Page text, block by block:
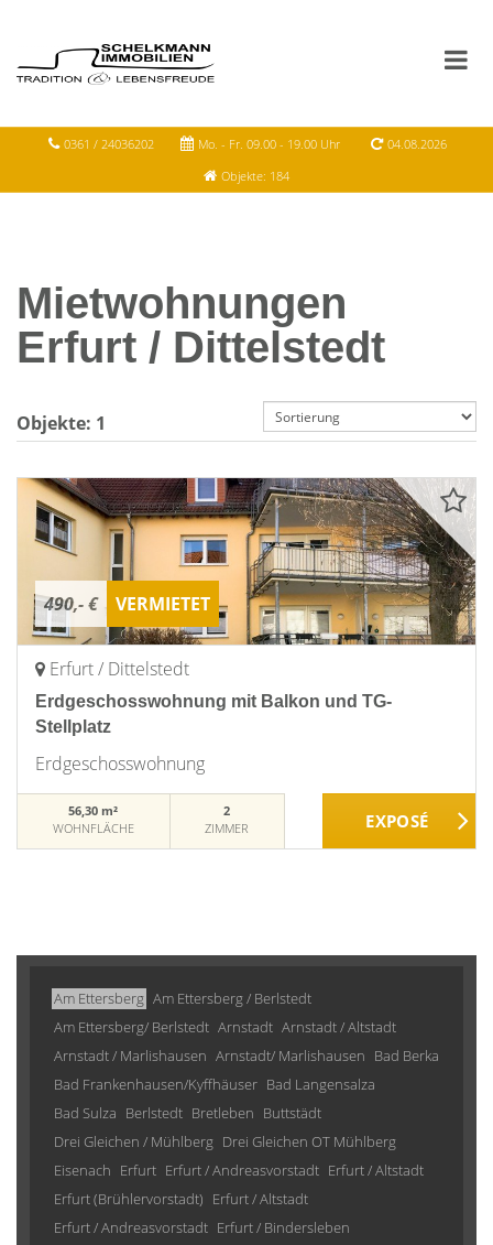
0361 / 24036202 Mo. - Fr. 09.00 - 19.00 Uhr
04.08.2026
Objekte: 184
Mietwohnungen
Erfurt / Dittelstedt
Objekte: 1
490,- € VERMIETET
Erfurt / Dittelstedt
Erdgeschosswohnung mit Balkon und TG-
Stellplatz
Erdgeschosswohnung
56,30 m²
WOHNFLÄCHE
2
ZIMMER
Am Ettersberg Am Ettersberg / Berlstedt
Am Ettersberg/ Berlstedt Arnstadt Arnstadt / Altstadt
Arnstadt / Marlishausen Arnstadt/ Marlishausen Bad Berka
Bad Frankenhausen/Kyffhäuser Bad Langensalza
Bad Sulza Berlstedt Bretleben Buttstädt
Drei Gleichen / Mühlberg Drei Gleichen OT Mühlberg
Eisenach Erfurt Erfurt / Andreasvorstadt Erfurt / Altstadt
Erfurt (Brühlervorstadt) Erfurt / Altstadt
Erfurt / Andreasvorstadt Erfurt / Bindersleben